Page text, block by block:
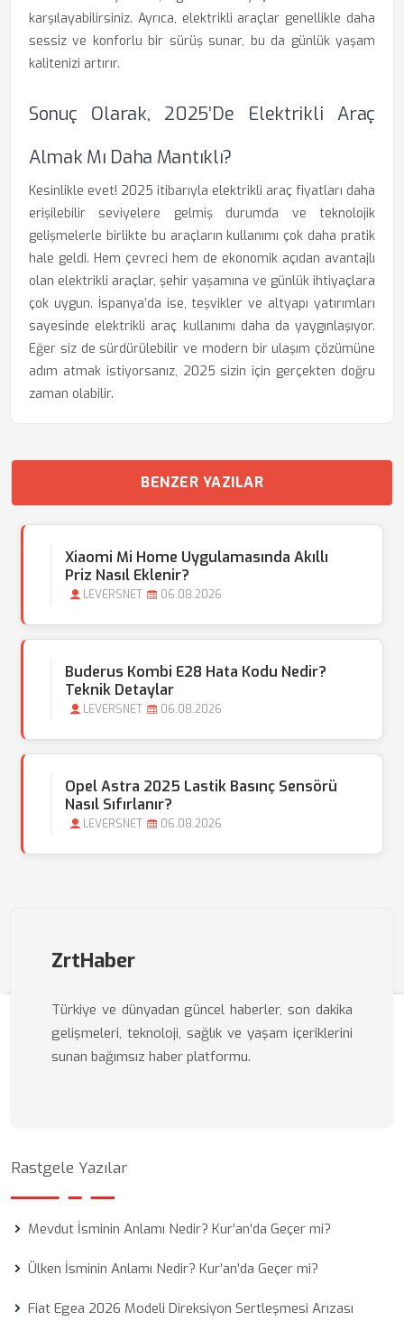
karşılayabilirsiniz. Ayrıca, elektrikli araçlar genellikle daha
sessiz ve konforlu bir sürüş sunar, bu da günlük yaşam
kalitenizi artırır.
Sonuç Olarak, 2025’de Elektrikli Araç
Almak Mı Daha Mantıklı?
Kesinlikle evet! 2025 itibarıyla elektrikli araç fiyatları daha
erişilebilir seviyelere gelmiş durumda ve teknolojik
gelişmelerle birlikte bu araçların kullanımı çok daha pratik
hale geldi. Hem çevreci hem de ekonomik açıdan avantajlı
olan elektrikli araçlar, şehir yaşamına ve günlük ihtiyaçlara
çok uygun. İspanya’da ise, teşvikler ve altyapı yatırımları
sayesinde elektrikli araç kullanımı daha da yaygınlaşıyor.
Eğer siz de sürdürülebilir ve modern bir ulaşım çözümüne
adım atmak istiyorsanız, 2025 sizin için gerçekten doğru
zaman olabilir.
BENZER YAZILAR
Xiaomi Mi Home Uygulamasında Akıllı
Priz Nasıl Eklenir?
LEVERSNET 06.08.2026
Buderus Kombi E28 Hata Kodu Nedir?
Teknik Detaylar
LEVERSNET 06.08.2026
Opel Astra 2025 Lastik Basınç Sensörü
Nasıl Sıfırlanır?
LEVERSNET 06.08.2026
ZrtHaber
Türkiye ve dünyadan güncel haberler, son dakika
gelişmeleri, teknoloji, sağlık ve yaşam içeriklerini
sunan bağımsız haber platformu.
Rastgele Yazılar
Mevdut İsminin Anlamı Nedir? Kur’an’da Geçer mi?
Ülken İsminin Anlamı Nedir? Kur’an’da Geçer mi?
Fiat Egea 2026 Modeli Direksiyon Sertleşmesi Arızası